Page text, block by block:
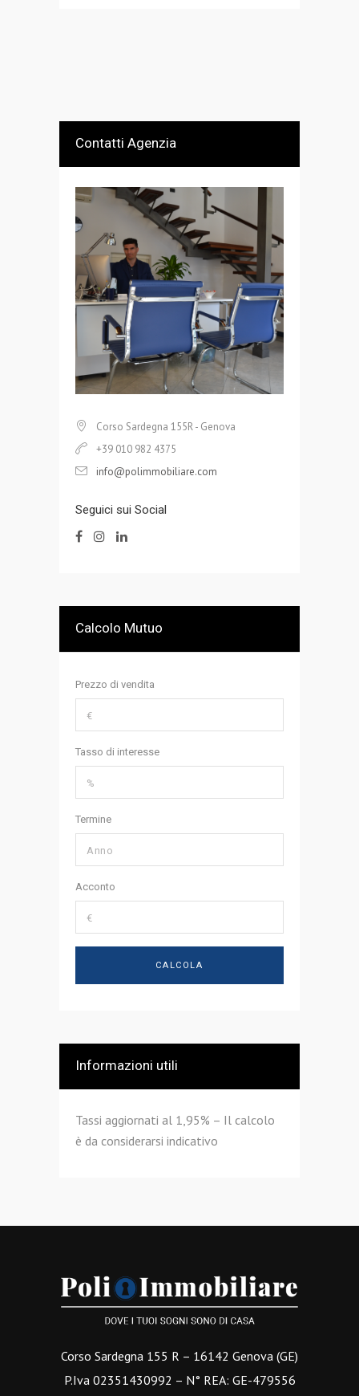
Contatti Agenzia
Corso Sardegna 155R - Genova
+39 010 982 4375
info@polimmobiliare.com
Seguici sui Social
Calcolo Mutuo
Prezzo di vendita
Tasso di interesse
Termine
Acconto
Informazioni utili
Tassi aggiornati al 1,95% – Il calcolo
è da considerarsi indicativo
Corso Sardegna 155 R – 16142 Genova (GE)
P.Iva 02351430992 – N° REA: GE-479556